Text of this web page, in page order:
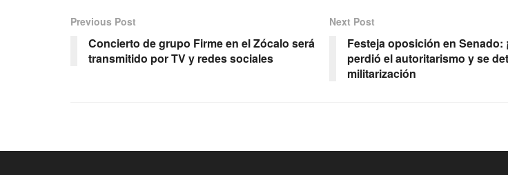
Previous Post
Concierto de grupo Firme en el Zócalo será
transmitido por TV y redes sociales
Next Post
Festeja oposición en Senado:
perdió el autoritarismo y se
militarización